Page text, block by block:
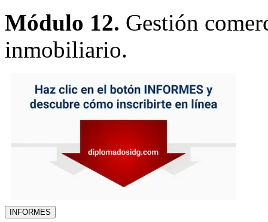
Módulo 12. Gestión
inmobiliario.